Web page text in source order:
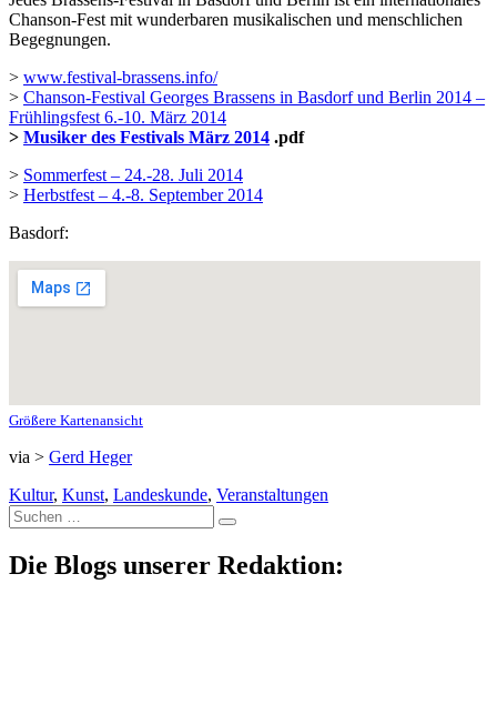
Chanson-Fest mit wunderbaren musikalischen und menschlichen
Begegnungen.
> www.festival-brassens.info/
> Chanson-Festival Georges Brassens in Basdorf und Berlin 2014 –
Frühlingsfest 6.-10. März 2014
> Musiker des Festivals März 2014 .pdf
> Sommerfest – 24.-28. Juli 2014
> Herbstfest – 4.-8. September 2014
Basdorf:
Größere Kartenansicht
via > Gerd Heger
Kultur, Kunst, Landeskunde, Veranstaltungen
Suche
nach:
Die Blogs unserer Redaktion: